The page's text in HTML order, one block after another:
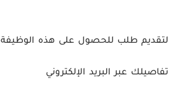
لتقديم طلب للحصول على هذه الوظيفة
تفاصيلك عبر البريد الإلكتروني